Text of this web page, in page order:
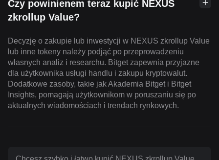
Czy powinienem teraz kupić NEXUS
zkrollup Value?
Decyzję o zakupie lub inwestycji w NEXUS zkrollup Value
lub inne tokeny należy podjąć po przeprowadzeniu
własnych analiz i researchu. Bitget zapewnia przyjazne
dla użytkownika usługi handlu i zakupu kryptowalut.
Dodatkowe zasoby, takie jak Akademia Bitget i Bitget
Insights, pomagają użytkownikom w poruszaniu się po
aktualnych wiadomościach i trendach rynkowych.